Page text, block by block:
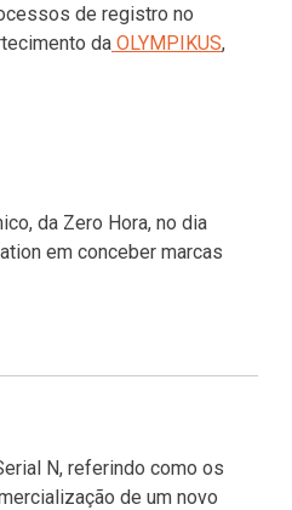
de registro no
da OLYMPIKUS,
da Zero Hora, no dia
em conceber marcas
N, referindo como os
de um novo